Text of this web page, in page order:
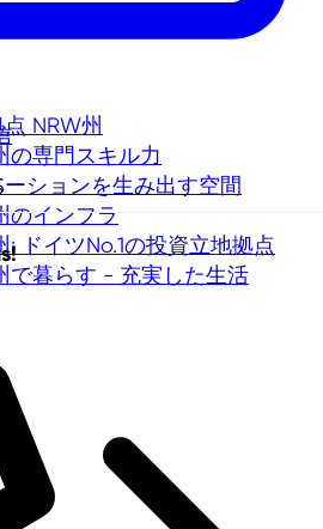
NRW州
の専門スキル力
ションを生み出す空間
のインフラ
: ドイツNo.1の投資立地拠点
で暮らす - 充実した生活